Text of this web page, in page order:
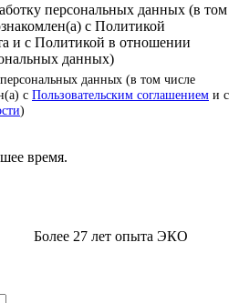
персональных данных (в том
с Политикой
и с Политикой в отношении
данных)
данных (в том числе
с Пользовательским соглашением и с
)
время.
Более 27 лет опыта ЭКО